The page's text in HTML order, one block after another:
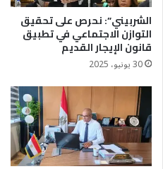
الشربيني”: نحرص على تحقيق
التوازن الاجتماعي في تطبيق
قانون الإيجار القديم
30 يونيو، 2025